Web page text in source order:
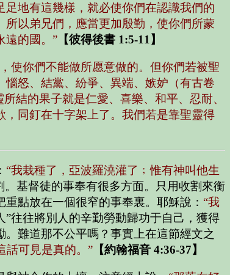
地有這幾樣，就必使你們在認識我們的
以弟兄們，應當更加殷勤，使你們所蒙
遠的國。” 【彼得後書 1:5-11】
使你們不能做所愿意做的。但你們若被聖
怒、結黨、紛爭、異端、嫉妒（有古卷
結的果子就是仁愛、喜樂、和平、忍耐、
同釘在十字架上了。我們若是靠聖靈得
“我栽種了，亞波羅澆灌了﹔惟有神叫他生
。基督徒的事奉有很多方面。只用收割來衡
點放在一個很窄的事奉裏。耶穌說： “我
”往往將別人的辛勤勞動歸功于自己，獲得
難道那不公平嗎？事實上在這節經文之
話可見是真的。” 【約翰福音 4:36-37】